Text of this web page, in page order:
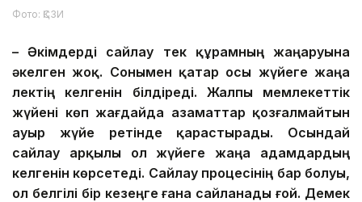
Фото: ҚСЗИ
– Әкімдерді сайлау тек құрамның жаңаруына
әкелген жоқ. Сонымен қатар осы жүйеге жаңа
лектің келгенін білдіреді. Жалпы мемлекеттік
жүйені көп жағдайда азаматтар қозғалмайтын
ауыр жүйе ретінде қарастырады. Осындай
сайлау арқылы ол жүйеге жаңа адамдардың
келгенін көрсетеді. Сайлау процесінің бар болуы,
ол белгілі бір кезеңге ғана сайланады ғой. Демек